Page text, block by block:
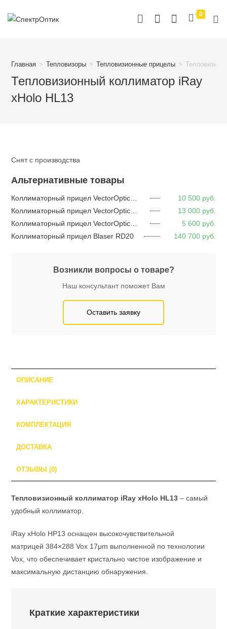
0
Главная > Тепловизоры > Тепловизионные прицелы >
Тепловизионный коллиматор iRay
xHolo HL13
Снят с производства
Альтернативные товары
10 500 руб.
13 000 руб.
5 600 руб.
Коллиматорный прицел Blaser RD20
140 700 руб.
Возникли вопросы о товаре?
Наш консультант поможет Вам
Оставить заявку
ОПИСАНИЕ
ХАРАКТЕРИСТИКИ
КОМПЛЕКТАЦИЯ
ДОСТАВКА
ОТЗЫВЫ (0)
Тепловизионный коллиматор iRay xHolo HL13 – самый
удобный коллиматор.
iRay xHolo HP13 оснащен высокочувствительной
матрицей 384×288 Vox 17μm выполненной по технологии
Vox, что обеспечивает кристально чистое изображение и
максимальную дистанцию обнаружения.
Краткие характеристики